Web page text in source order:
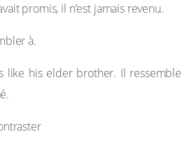
promis, il n’est jamais revenu.
à.
like his elder brother. Il ressemble